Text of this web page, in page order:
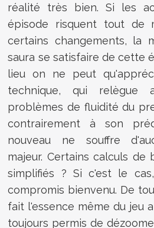
réalité très bien. Si les
épisode risquent tout de
certains changements, la
saura se satisfaire de cette
lieu on ne peut
technique, qui relègue
problèmes de fluidité du
contrairement à son
nouveau ne souffre
majeur. Certains calculs de
simplifiés ? Si c'est le
compromis bienvenu. De
fait l'essence même du jeu
toujours permis de